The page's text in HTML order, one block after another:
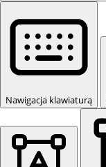
Nawigacja klawiaturą